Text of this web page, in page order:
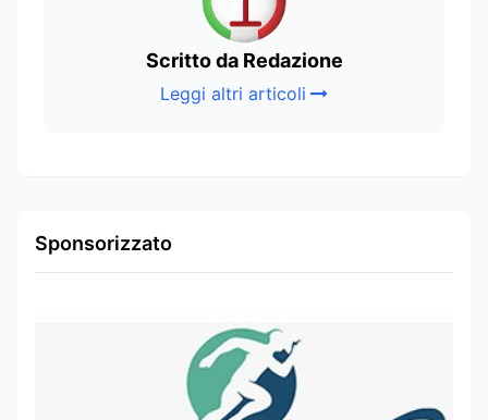
Scritto da Redazione
Leggi altri articoli
Sponsorizzato